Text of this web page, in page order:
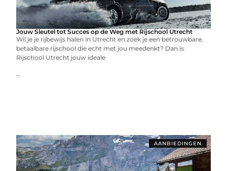
Jouw Sleutel tot Succes op de Weg met Rijschool Utrecht
Wil je je rijbewijs halen in Utrecht en zoek je een betrouwbare,
betaalbare rijschool die echt met jou meedenkt? Dan is
Rijschool Utrecht jouw ideale
...
AANBIEDINGEN